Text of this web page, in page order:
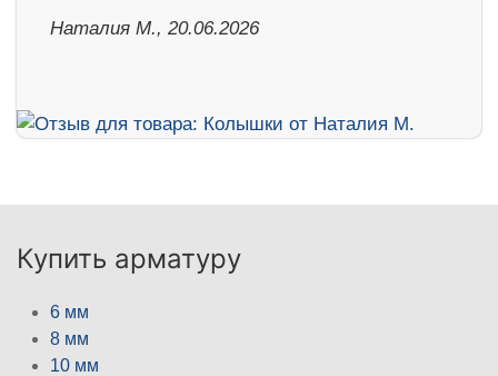
Наталия М., 20.06.2026
Купить арматуру
6 мм
8 мм
10 мм